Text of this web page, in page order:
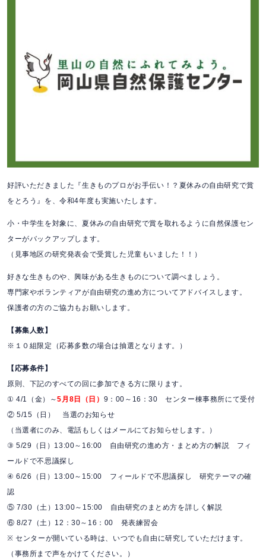
好評いただきました 『生きものプロがお手伝い！？夏休みの自由研究で賞
をとろう』を、令和4年度も実施いたします。
小・中学生を対象に、夏休みの自由研究で賞を取れるように自然保護セン
ターがバックアップします。
（見事地区の研究発表会で受賞した児童もいました！！）
好きな生きものや、興味がある生きものについて調べましょう。
専門家やボランティアが自由研究の進め方についてアドバイスします。
保護者の方のご協力もお願いします。
【募集人数】
※１０組限定（応募多数の場合は抽選となります。）
【応募条件】
原則、下記のすべての回に参加できる方に限ります。
① 4/1（金）～5月8日（日） 9：00～16：30 センター棟事務所にて受付
② 5/15（日）
当選のお知らせ
（当選者にのみ、電話もしくはメールにてお知らせします。）
③ 5/29（日）13:00～16:00 自由研究の進め方・まとめ方の解説 フィ
ールドで不思議探し
④ 6/26（日）13:00～15:00 フィールドで不思議探し
研究テーマの確
認
⑤ 7/30（土）13:00～15:00 自由研究のまとめ方を詳しく解説
⑥ 8/27（土）12：30～16：00 発表練習会
※ センターが開いている時は、いつでも自由に研究していただけます。
（事務所まで声をかけてください。）